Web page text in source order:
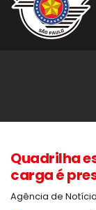
Quadrilha
carga é
Agência de